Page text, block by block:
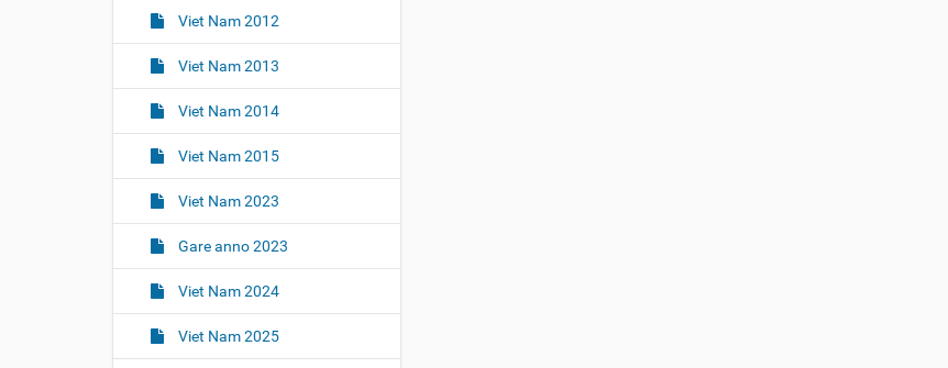
Viet Nam 2012
Viet Nam 2013
Viet Nam 2014
Viet Nam 2015
Viet Nam 2023
Gare anno 2023
Viet Nam 2024
Viet Nam 2025